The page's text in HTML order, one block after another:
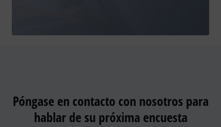
Póngase en contacto con nosotros para
hablar de su próxima encuesta